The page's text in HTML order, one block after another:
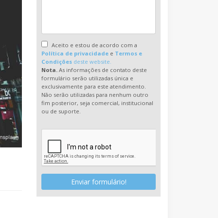
Aceito e estou de acordo com a
Política de privacidade e Termos e
Condições deste website.
Nota. As informações de contato deste
formulário serão utilizadas única e
exclusivamente para este atendimento.
Não serão utilizadas para nenhum outro
fim posterior, seja comercial, institucional
ou de suporte.
Enviar formulário!